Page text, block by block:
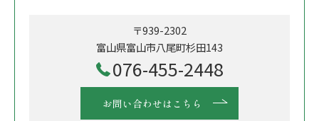
〒939-2302
富山県富山市八尾町杉田143
076-455-2448
お問い合わせはこちら